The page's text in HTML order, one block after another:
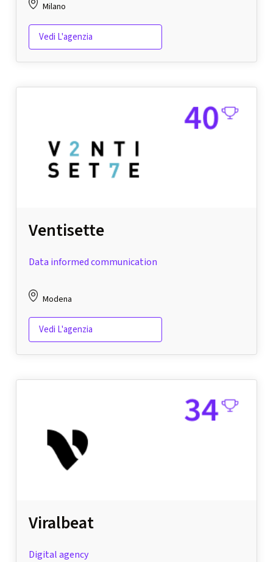
Milano
Vedi L'agenzia
Ventisette
Data informed communication
Modena
Vedi L'agenzia
Viralbeat
Digital agency